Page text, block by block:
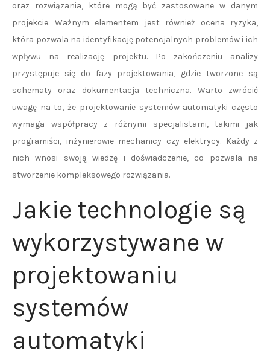
oraz rozwiązania, które mogą być zastosowane w danym
projekcie. Ważnym elementem jest również ocena ryzyka,
która pozwala na identyfikację potencjalnych problemów i ich
wpływu na realizację projektu. Po zakończeniu analizy
przystępuje się do fazy projektowania, gdzie tworzone są
schematy oraz dokumentacja techniczna. Warto zwrócić
uwagę na to, że projektowanie systemów automatyki często
wymaga współpracy z różnymi specjalistami, takimi jak
programiści, inżynierowie mechanicy czy elektrycy. Każdy z
nich wnosi swoją wiedzę i doświadczenie, co pozwala na
stworzenie kompleksowego rozwiązania.
Jakie technologie są
wykorzystywane w
projektowaniu
systemów
automatyki